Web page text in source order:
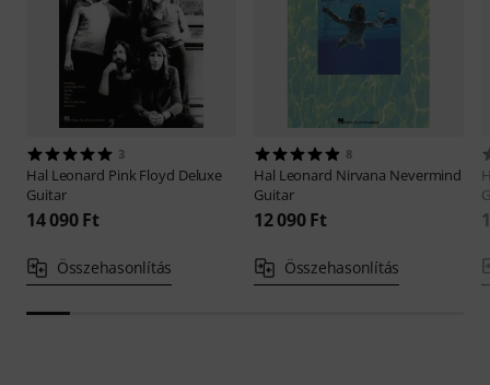
3
Hal Leonard Pink Floyd Deluxe
Guitar
14 090 Ft
Összehasonlítás
8
Hal Leonard Nirvana Nevermind
Guitar
12 090 Ft
Összehasonlítás